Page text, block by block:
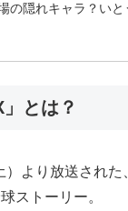
の隠れキャラ？いと
とは？
）より放送された
ストーリー。